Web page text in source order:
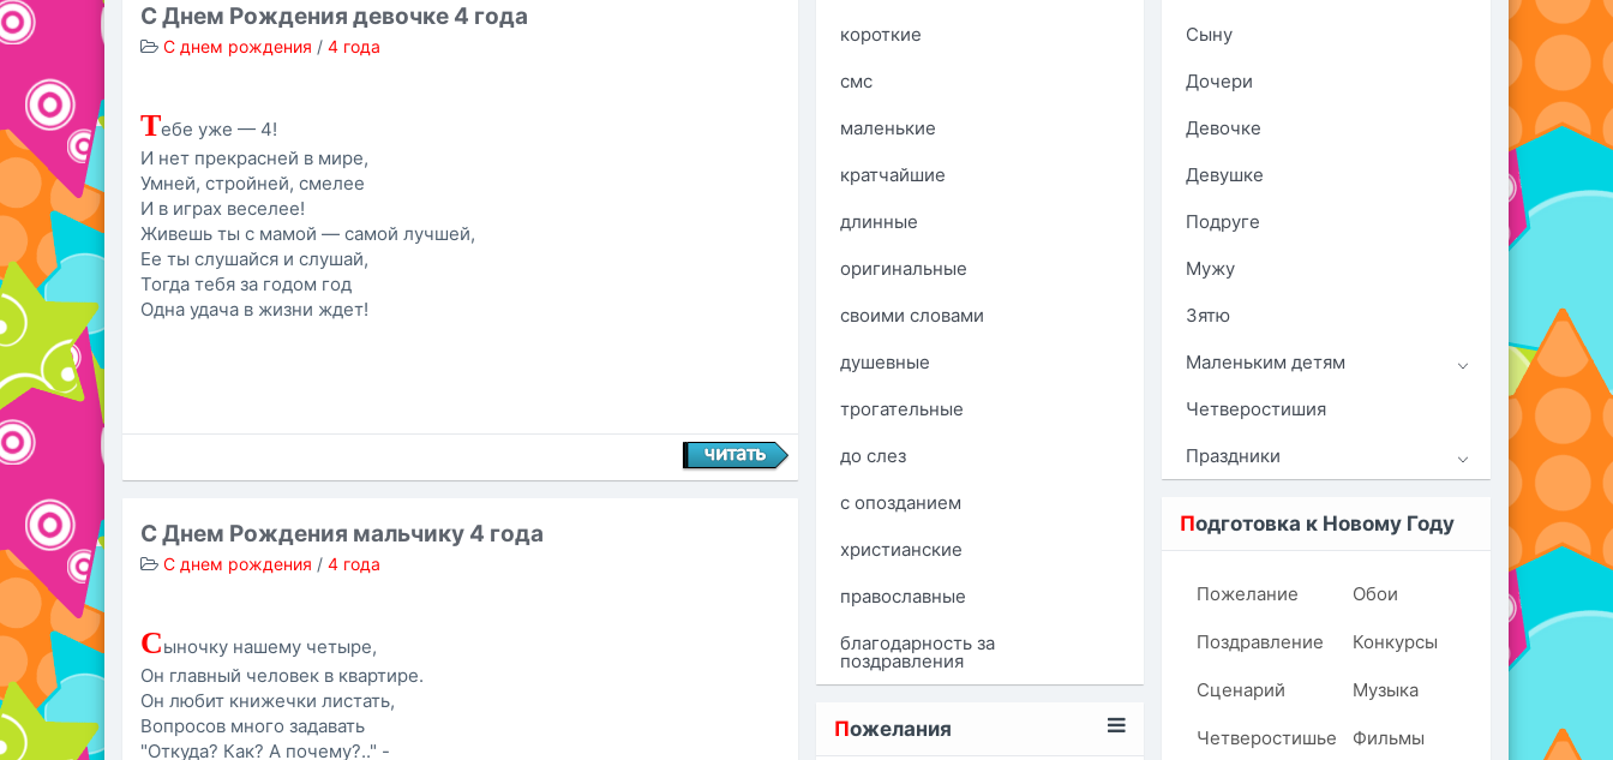
С Днем Рождения девочке 4 года
С днем рождения / 4 года
Тебе уже — 4!
И нет прекрасней в мире,
Умней, стройней, смелее
И в играх веселее!
Живешь ты с мамой — самой лучшей,
Ее ты слушайся и слушай,
Тогда тебя за годом год
Одна удача в жизни ждет!
С Днем Рождения мальчику 4 года
С днем рождения / 4 года
Сыночку нашему четыре,
Он главный человек в квартире.
Он любит книжечки листать,
Вопросов много задавать
"Откуда? Как? А почему?.." -
короткие
смс
маленькие
кратчайшие
длинные
оригинальные
своими словами
душевные
трогательные
до слез
с опозданием
христианские
православные
благодарность за
поздравления
Пожелания
Сыну
Дочери
Девочке
Девушке
Подруге
Мужу
Зятю
Маленьким детям
Четверостишия
Праздники
Подготовка к Новому Году
Пожелание
Поздравление
Сценарий
Четверостишье
Обои
Конкурсы
Музыка
Фильмы